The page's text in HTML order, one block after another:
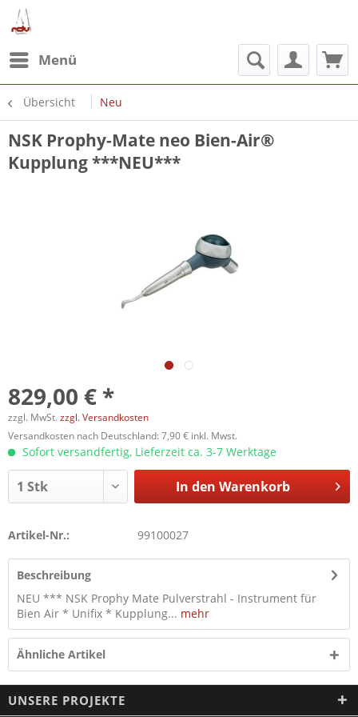
Menü
Übersicht Neu
NSK Prophy-Mate neo Bien-Air®
Kupplung ***NEU***
829,00 € *
zzgl. MwSt. zzgl. Versandkosten
Versandkosten nach Deutschland: 7,90 € inkl. Mwst.
Sofort versandfertig, Lieferzeit ca. 3-7 Werktage
In den Warenkorb
Artikel-Nr.: 99100027
Beschreibung
NEU *** NSK Prophy Mate Pulverstrahl - Instrument für
Bien Air * Unifix * Kupplung... mehr
Ähnliche Artikel
UNSERE PROJEKTE